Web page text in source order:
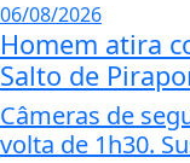
06/08/2026
Homem atira
Salto de
Câmeras de
volta de 1h30.